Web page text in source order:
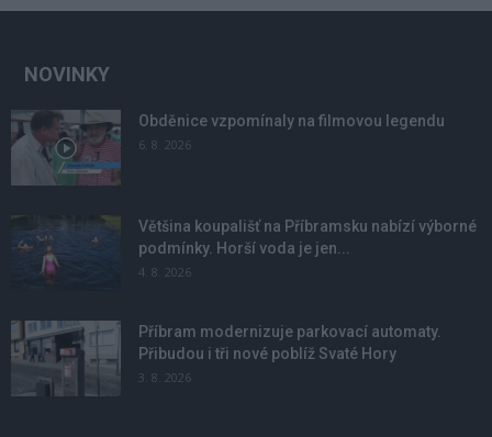
NOVINKY
Obděnice vzpomínaly na filmovou legendu
6. 8. 2026
Většina koupališť na Příbramsku nabízí výborné
podmínky. Horší voda je jen...
4. 8. 2026
Příbram modernizuje parkovací automaty.
Přibudou i tři nové poblíž Svaté Hory
3. 8. 2026